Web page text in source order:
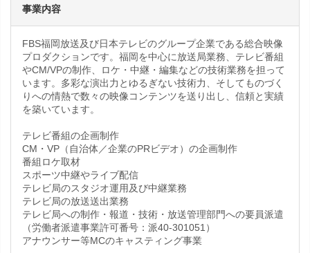
事業内容
FBS福岡放送及び日本テレビのグループ企業である総合映像
プロダクションです。福岡を中心に放送局業務、テレビ番組
やCM/VPの制作、ロケ・中継・編集などの技術業務を担って
います。多彩な演出力とゆるぎない技術力、そしてものづく
りへの情熱で数々の映像コンテンツを送り出し、信頼と実績
を築いています。
テレビ番組の企画制作
CM・VP（自治体／企業のPRビデオ）の企画制作
番組ロケ取材
スポーツ中継やライブ配信
テレビ局のスタジオ運用及び中継業務
テレビ局の放送送出業務
テレビ局への制作・報道・技術・放送管理部門への要員派遣
（労働者派遣事業許可番号：派40-301051）
アナウンサー等MCのキャスティング事業